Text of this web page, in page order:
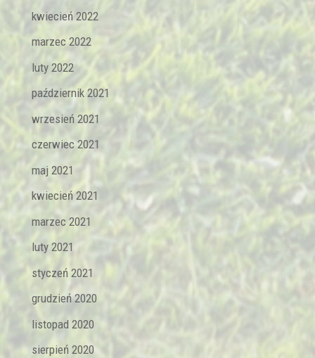
kwiecień 2022
marzec 2022
luty 2022
październik 2021
wrzesień 2021
czerwiec 2021
maj 2021
kwiecień 2021
marzec 2021
luty 2021
styczeń 2021
grudzień 2020
listopad 2020
sierpień 2020